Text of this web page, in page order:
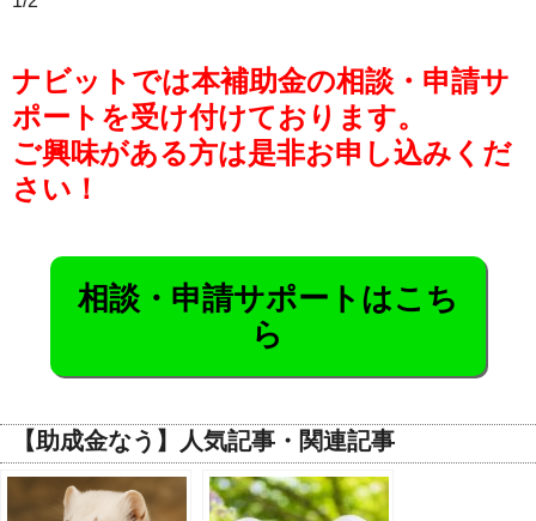
ナビットでは本補助金の相談・申請サ
ポートを受け付けております。
ご興味がある方は是非お申し込みくだ
さい！
相談・申請サポートはこち
ら
【助成金なう】人気記事・関連記事